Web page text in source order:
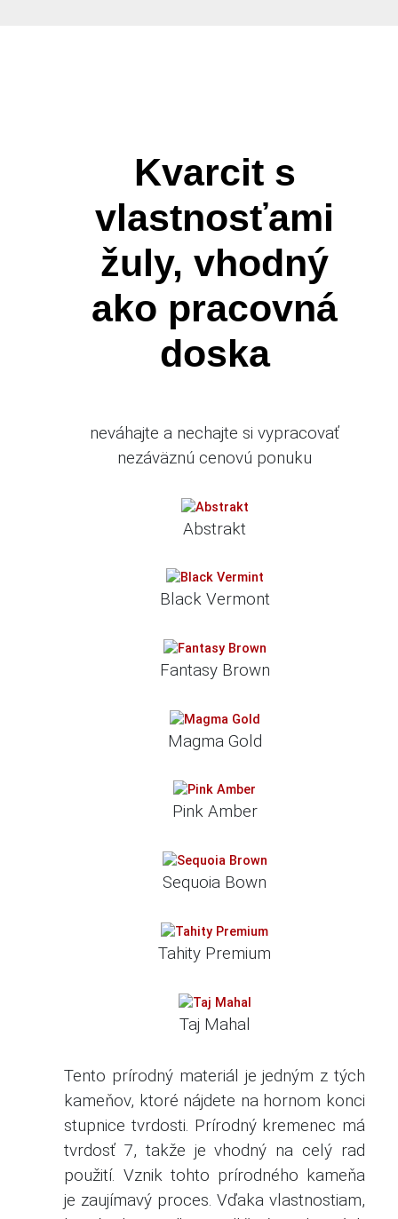
Kvarcit s
vlastnosťami
žuly, vhodný
ako pracovná
doska
neváhajte a nechajte si vypracovať
nezáväznú cenovú ponuku
Abstrakt
Black Vermont
Fantasy Brown
Magma Gold
Pink Amber
Sequoia Bown
Tahity Premium
Taj Mahal
Tento prírodný materiál je jedným z tých
kameňov, ktoré nájdete na hornom konci
stupnice tvrdosti. Prírodný kremenec má
tvrdosť 7, takže je vhodný na celý rad
použití. Vznik tohto prírodného kameňa
je zaujímavý proces. Vďaka vlastnostiam,